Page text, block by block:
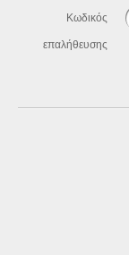
Κωδικός
επαλήθευσης